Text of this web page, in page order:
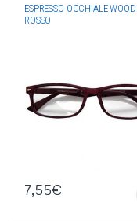
OCCHIALI DA VISTA
ESPRESSO OCCHIALE WOOD
ROSSO
7,55€